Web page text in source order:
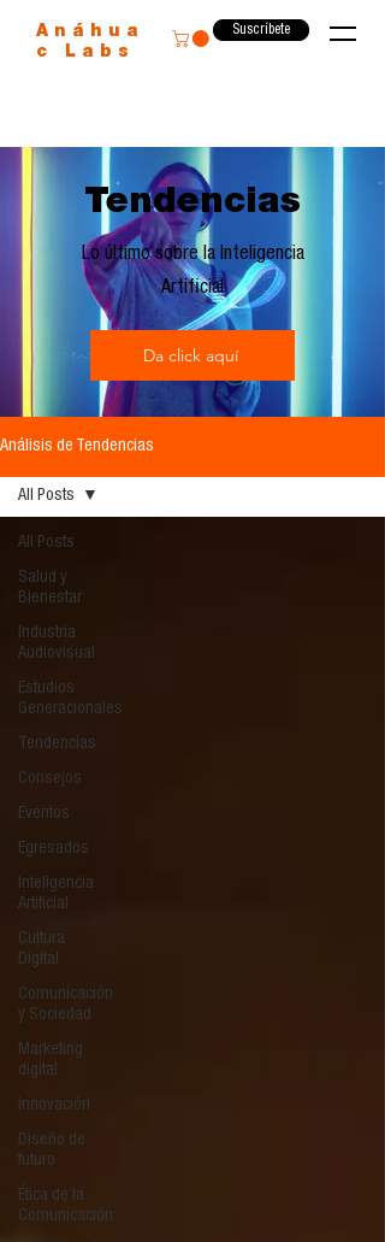
Anáhua
c Labs
Suscríbete
Tendencias
Lo último sobre la Inteligencia
Artificial
Da click aquí
Análisis de Tendencias
All Posts
Salud y
Bienestar
Industria
Audiovisual
Estudios
Generacionales
Tendencias
Consejos
Eventos
Egresados
Inteligencia
Artificial
Cultura
Digital
Comunicación
y Sociedad
Marketing
digital
Innovación
Diseño de
futuro
Ética de la
Comunicación
All Posts